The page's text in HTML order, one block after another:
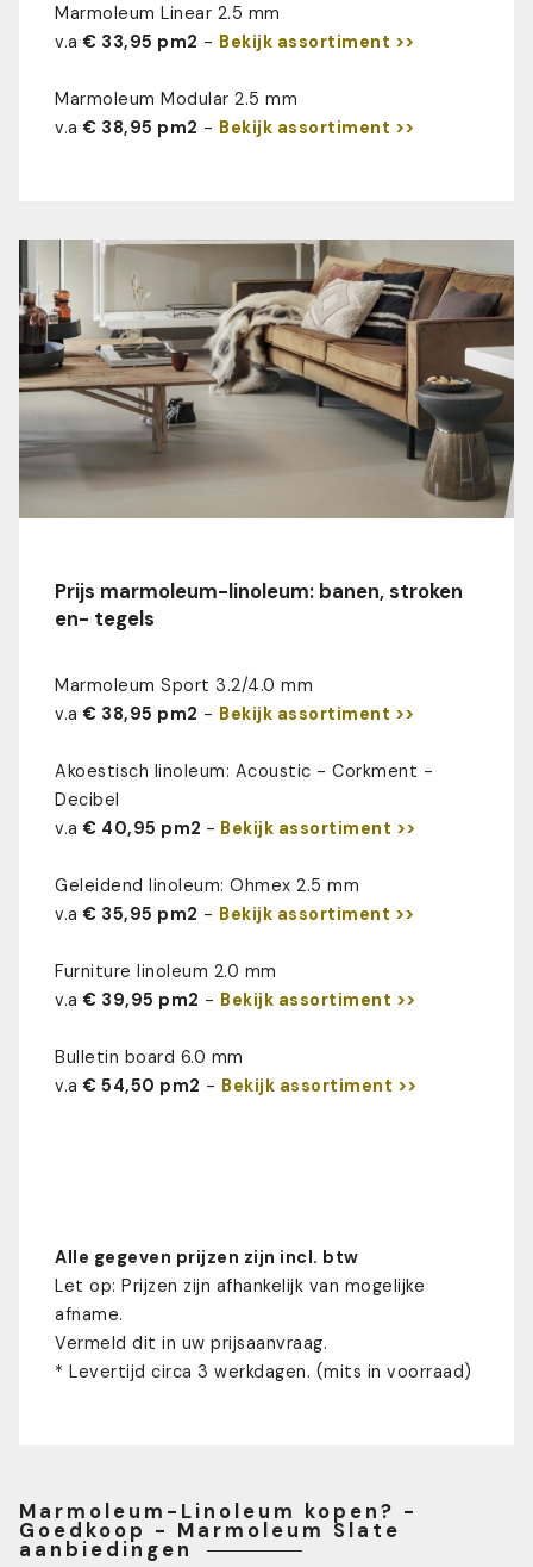
Marmoleum Linear 2.5 mm
v.a€ 33,95 pm2 - Bekijk assortiment >>
Marmoleum Modular 2.5 mm
v.a€ 38,95 pm2 - Bekijk assortiment >>
Prijs marmoleum-linoleum: banen, stroken
en- tegels
Marmoleum Sport 3.2/4.0 mm
v.a€ 38,95 pm2 - Bekijk assortiment >>
Akoestisch linoleum: Acoustic - Corkment -
Decibel
v.a€ 40,95 pm2 - Bekijk assortiment >>
Geleidend linoleum: Ohmex 2.5 mm
v.a€ 35,95 pm2 - Bekijk assortiment >>
Furniture linoleum 2.0 mm
v.a€ 39,95 pm2 - Bekijk assortiment >>
Bulletin board 6.0 mm
v.a€ 54,50 pm2 - Bekijk assortiment >>
Alle gegeven prijzen zijn incl. btw
Let op: Prijzen zijn afhankelijk van mogelijke
afname.
Vermeld dit in uw prijsaanvraag.
* Levertijd circa 3 werkdagen. (mits in voorraad)
Marmoleum-Linoleum kopen? -
Goedkoop - Marmoleum Slate
aanbiedingen